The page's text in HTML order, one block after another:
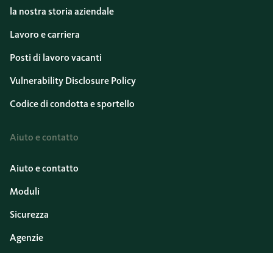
la nostra storia aziendale
Lavoro e carriera
Posti di lavoro vacanti
Vulnerability Disclosure Policy
Codice di condotta e sportello
Aiuto e contatto
Aiuto e contatto
Moduli
Sicurezza
Agenzie